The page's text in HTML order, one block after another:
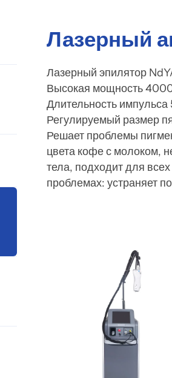
Лазерный
Лазерный эпилятор
Высокая мощность
Длительность
Регулируемый размер
Решает проблемы
цвета кофе с молоком,
тела, подходит для
проблемах: устраняет